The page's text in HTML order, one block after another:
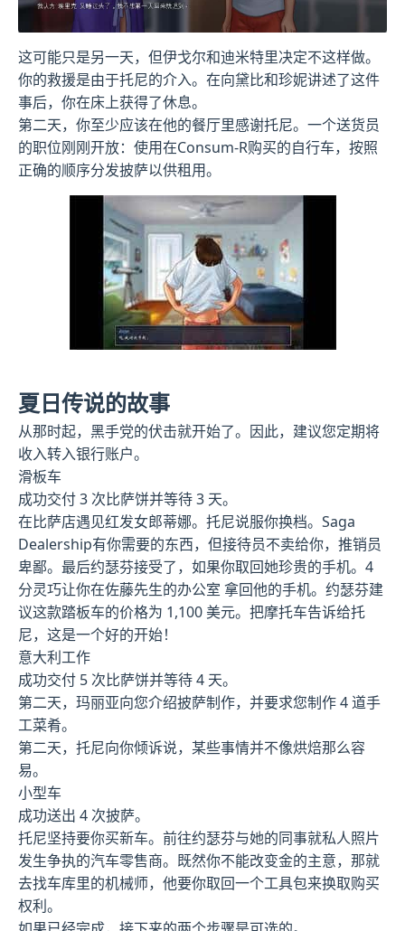
这可能只是另一天，但伊戈尔和迪米特里决定不这样做。
你的救援是由于托尼的介入。在向黛比和珍妮讲述了这件
事后，你在床上获得了休息。
第二天，你至少应该在他的餐厅里感谢托尼。一个送货员
的职位刚刚开放：使用在Consum-R购买的自行车，按照
正确的顺序分发披萨以供租用。
夏日传说的故事
从那时起，黑手党的伏击就开始了。因此，建议您定期将
收入转入银行账户。
滑板车
成功交付 3 次比萨饼并等待 3 天。
在比萨店遇见红发女郎蒂娜。托尼说服你换档。Saga
Dealership有你需要的东西，但接待员不卖给你，推销员
卑鄙。最后约瑟芬接受了，如果你取回她珍贵的手机。4
分灵巧让你在佐藤先生的办公室 拿回他的手机。约瑟芬建
议这款踏板车的价格为 1,100 美元。把摩托车告诉给托
尼，这是一个好的开始！
意大利工作
成功交付 5 次比萨饼并等待 4 天。
第二天，玛丽亚向您介绍披萨制作，并要求您制作 4 道手
工菜肴。
第二天，托尼向你倾诉说，某些事情并不像烘焙那么容
易。
小型车
成功送出 4 次披萨。
托尼坚持要你买新车。前往约瑟芬与她的同事就私人照片
发生争执的汽车零售商。既然你不能改变金的主意，那就
去找车库里的机械师，他要你取回一个工具包来换取购买
权利。